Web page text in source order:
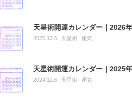
天星術開運カレンダー｜2026
2025.12.5 天星術 運気
天星術開運カレンダー｜2025
2024.12.6 天星術 運気